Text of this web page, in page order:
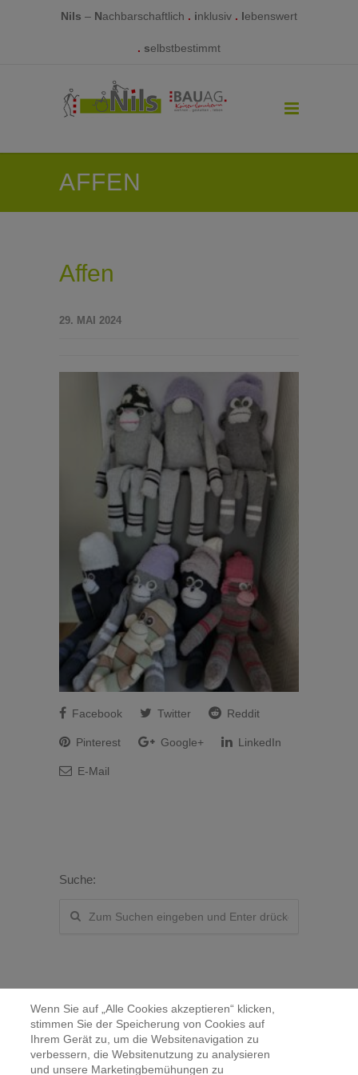
Nils – Nachbarschaftlich . inklusiv . lebenswert
. selbstbestimmt
AFFEN
Affen
29. MAI 2024
Facebook Twitter Reddit
Pinterest Google+ LinkedIn
E-Mail
Suche:
Kontakt
Wenn Sie auf „Alle Cookies akzeptieren“ klicken,
stimmen Sie der Speicherung von Cookies auf
Ihrem Gerät zu, um die Websitenavigation zu
verbessern, die Websitenutzung zu analysieren
und unsere Marketingbemühungen zu